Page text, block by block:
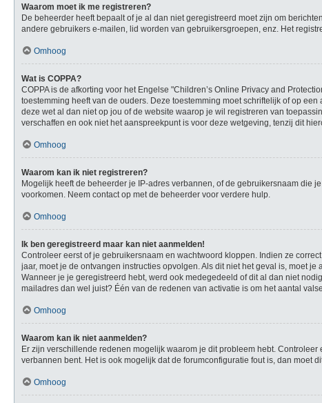
Waarom moet ik me registreren?
De beheerder heeft bepaalt of je al dan niet geregistreerd moet zijn om
andere gebruikers e-mailen, lid worden van gebruikersgroepen, enz. Het
Omhoog
Wat is COPPA?
COPPA is de afkorting voor het Engelse "Children’s Online Privacy and
toestemming heeft van de ouders. Deze toestemming moet schriftelijk of op
deze wet al dan niet op jou of de website waarop je wil registreren van
verschaffen en ook niet het aanspreekpunt is voor deze wetgeving, tenzij dit
Omhoog
Waarom kan ik niet registreren?
Mogelijk heeft de beheerder je IP-adres verbannen, of de gebruikersnaam die
voorkomen. Neem contact op met de beheerder voor verdere hulp.
Omhoog
Ik ben geregistreerd maar kan niet aanmelden!
Controleer eerst of je gebruikersnaam en wachtwoord kloppen. Indien ze
jaar, moet je de ontvangen instructies opvolgen. Als dit niet het geval is, moet
Wanneer je je geregistreerd hebt, werd ook medegedeeld of dit al dan niet
mailadres dan wel juist? Één van de redenen van activatie is om het aantal
Omhoog
Waarom kan ik niet aanmelden?
Er zijn verschillende redenen mogelijk waarom je dit probleem hebt.
verbannen bent. Het is ook mogelijk dat de forumconfiguratie fout is, dan moet
Omhoog